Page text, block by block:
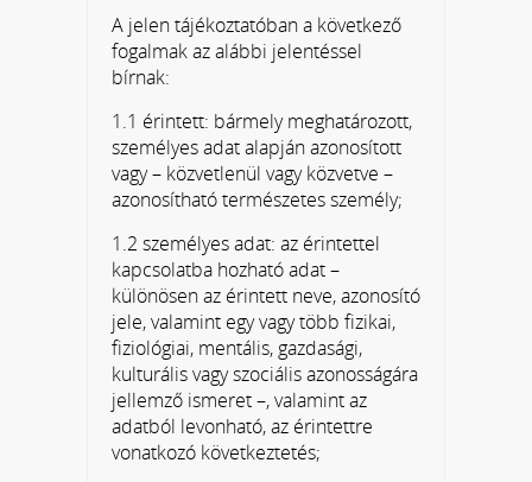
A jelen tájékoztatóban a következő
fogalmak az alábbi jelentéssel
bírnak:
1.1 érintett: bármely meghatározott,
személyes adat alapján azonosított
vagy – közvetlenül vagy közvetve –
azonosítható természetes személy;
1.2 személyes adat: az érintettel
kapcsolatba hozható adat –
különösen az érintett neve, azonosító
jele, valamint egy vagy több fizikai,
fiziológiai, mentális, gazdasági,
kulturális vagy szociális azonosságára
jellemző ismeret –, valamint az
adatból levonható, az érintettre
vonatkozó következtetés;